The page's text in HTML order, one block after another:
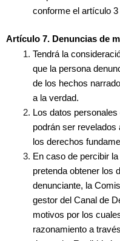
conforme el artículo
Artículo 7. Denuncias de
Tendrá la
que la persona
de los hechos
a la verdad.
Los datos
podrán ser revelados
los derechos
En caso de percibir
pretenda obtener los
denunciante, la
gestor del Canal de
motivos por los
razonamiento a